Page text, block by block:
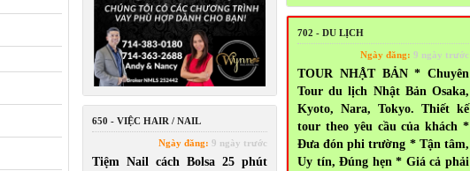
702 - DU LỊCH
Ngày đăng: 9 ngày trước
TOUR NHẬT BẢN * Chuyên
Tour du lịch Nhật Bản Osaka,
Kyoto, Nara, Tokyo. Thiết kế
tour theo yêu cầu của khách *
Đưa đón phi trường * Tận tâm,
Uy tín, Đúng hẹn * Giá cả phải
650 - VIỆC HAIR / NAIL
Ngày đăng: 9 ngày trước
Tiệm Nail cách Bolsa 25 phút